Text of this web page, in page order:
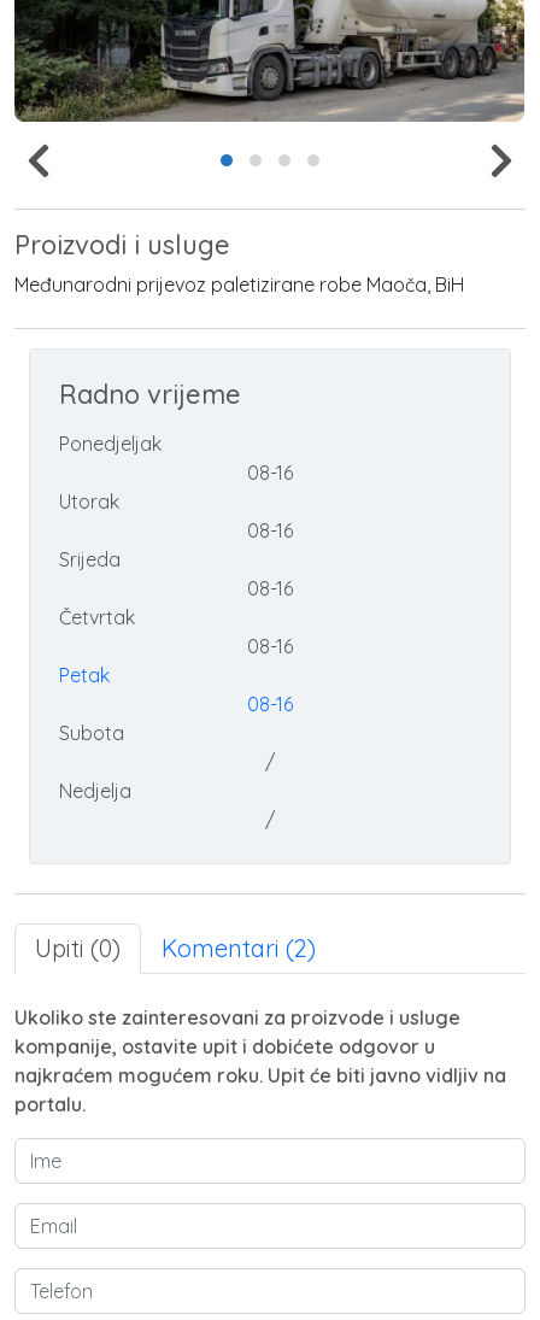
Proizvodi i usluge
Međunarodni prijevoz paletizirane robe Maoča, BiH
Radno vrijeme
Ponedjeljak
08-16
Utorak
08-16
Srijeda
08-16
Četvrtak
08-16
Petak
08-16
Subota
/
Nedjelja
/
Upiti (0) Komentari (2)
Ukoliko ste zainteresovani za proizvode i usluge
kompanije, ostavite upit i dobićete odgovor u
najkraćem mogućem roku. Upit će biti javno vidljiv na
portalu.